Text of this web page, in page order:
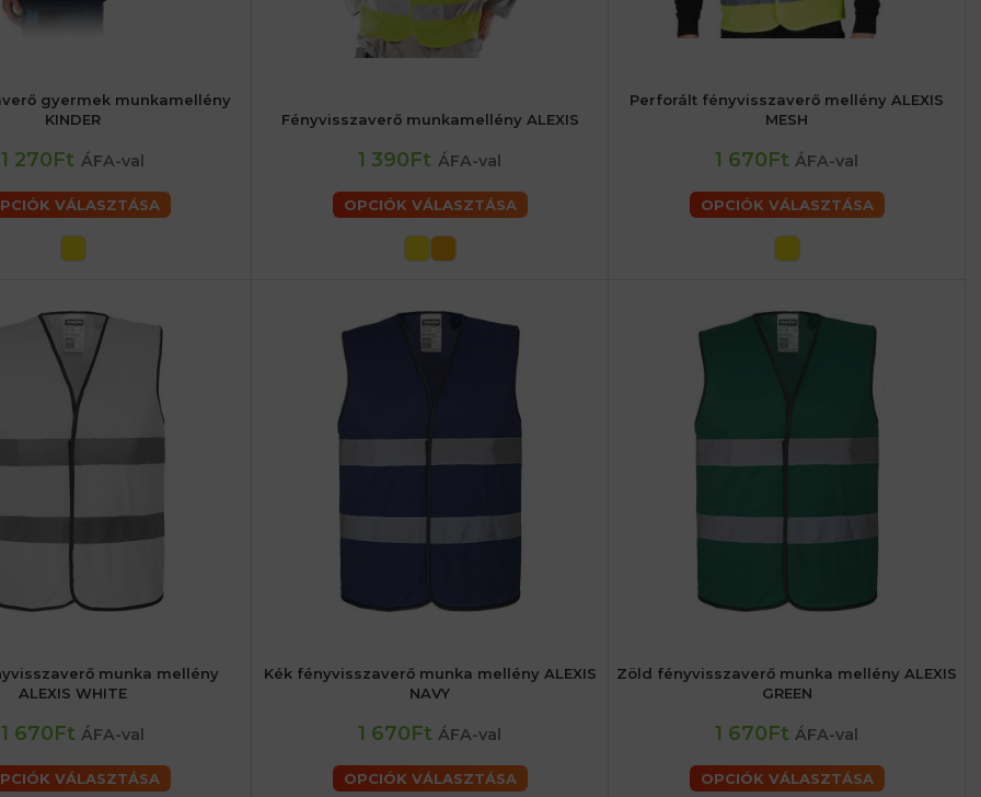
gyermek munkamellény
KINDER
1 270Ft ÁFA-val
VÁLASZTÁSA
48 (M) férfiaké 52 (L) férfiaké
56 (XL) férfiaké
66 (5XL) férfiaké
Fényvisszaverő munkamellény ALEXIS
1 390Ft ÁFA-val
OPCIÓK VÁLASZTÁSA
48 (M) férfiaké 62 (3XL) férfiaké
Perforált fényvisszaverő mellény ALEXIS
MESH
1 670Ft ÁFA-val
OPCIÓK VÁLASZTÁSA
52 (L) férfiaké
56 (XL) férfiaké
férfiaké
62 (3XL) férfiaké
munka mellény
ALEXIS WHITE
1 670Ft ÁFA-val
VÁLASZTÁSA
48 (M) férfiaké 52 (L) férfiaké
56 (XL) férfiaké
60 (2XL) férfiaké
62 (3XL) férfiaké
Kék fényvisszaverő munka mellény ALEXIS
NAVY
1 670Ft ÁFA-val
OPCIÓK VÁLASZTÁSA
48 (M) férfiaké 52 (L) férfiaké
56 (XL) férfiaké
60 (2XL) férfiaké
62 (3XL) férfiaké
Zöld fényvisszaverő munka mellény ALEXIS
GREEN
1 670Ft ÁFA-val
OPCIÓK VÁLASZTÁSA